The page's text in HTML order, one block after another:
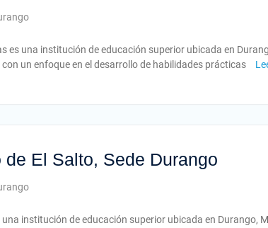
es una institución de educación superior ubicada en
un enfoque en el desarrollo de habilidades prácticas
de El Salto, Sede Durango
institución de educación superior ubicada en Durango,